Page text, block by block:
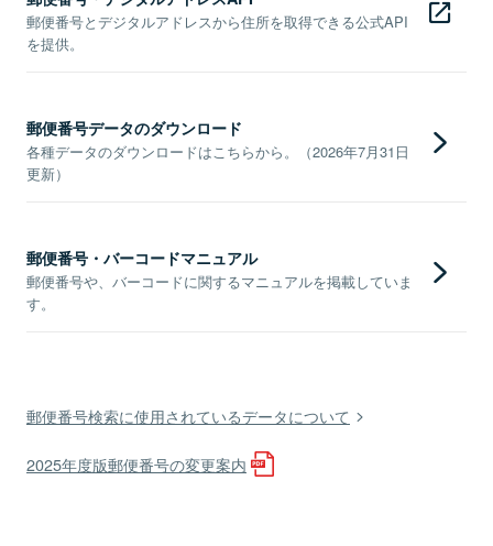
郵便番号とデジタルアドレスから住所を取得できる公式API
を提供。
郵便番号データのダウンロード
各種データのダウンロードはこちらから。（2026年7月31日
更新）
郵便番号・バーコードマニュアル
郵便番号や、バーコードに関するマニュアルを掲載していま
す。
郵便番号検索に使用されているデータについて
2025年度版郵便番号の変更案内